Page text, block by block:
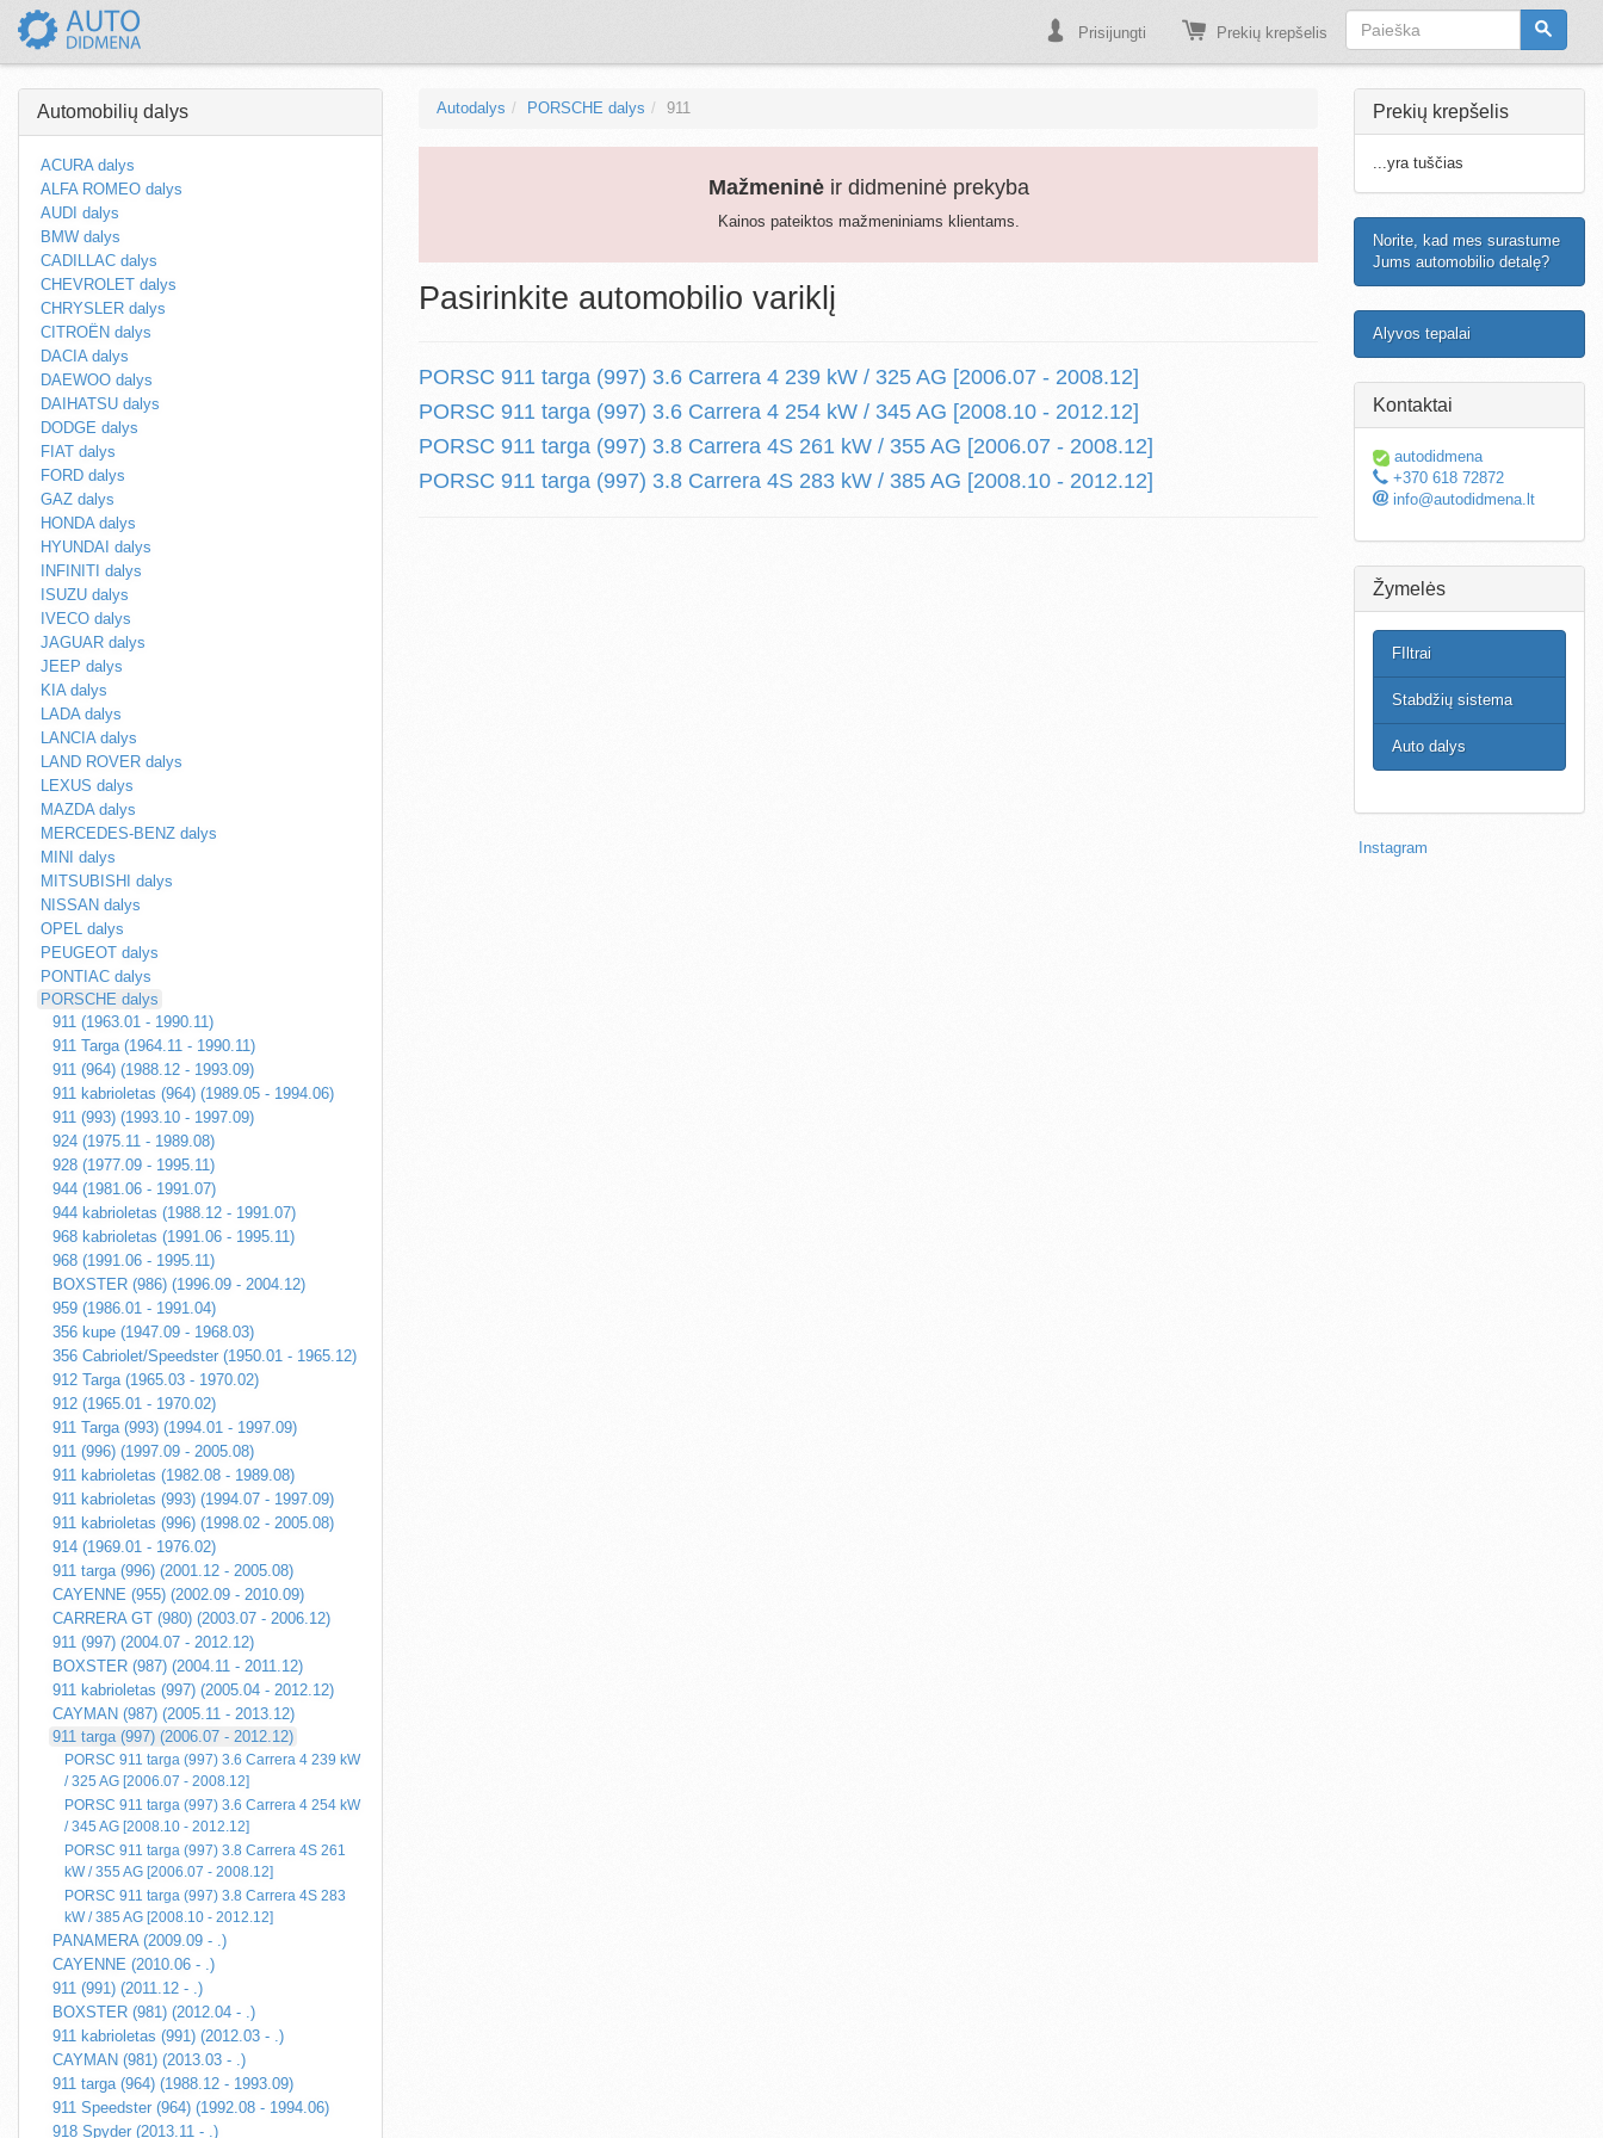
Prisijungti Prekių krepšelis
Automobilių dalys
ACURA dalys
ALFA ROMEO dalys
AUDI dalys
BMW dalys
CADILLAC dalys
CHEVROLET dalys
CHRYSLER dalys
CITROËN dalys
DACIA dalys
DAEWOO dalys
DAIHATSU dalys
DODGE dalys
FIAT dalys
FORD dalys
GAZ dalys
HONDA dalys
HYUNDAI dalys
INFINITI dalys
ISUZU dalys
IVECO dalys
JAGUAR dalys
JEEP dalys
KIA dalys
LADA dalys
LANCIA dalys
LAND ROVER dalys
LEXUS dalys
MAZDA dalys
MERCEDES-BENZ dalys
MINI dalys
MITSUBISHI dalys
NISSAN dalys
OPEL dalys
PEUGEOT dalys
PONTIAC dalys
PORSCHE dalys
911 (1963.01 - 1990.11)
911 Targa (1964.11 - 1990.11)
911 (964) (1988.12 - 1993.09)
911 kabrioletas (964) (1989.05 - 1994.06)
911 (993) (1993.10 - 1997.09)
924 (1975.11 - 1989.08)
928 (1977.09 - 1995.11)
944 (1981.06 - 1991.07)
944 kabrioletas (1988.12 - 1991.07)
968 kabrioletas (1991.06 - 1995.11)
968 (1991.06 - 1995.11)
BOXSTER (986) (1996.09 - 2004.12)
959 (1986.01 - 1991.04)
356 kupe (1947.09 - 1968.03)
356 Cabriolet/Speedster (1950.01 - 1965.12)
912 Targa (1965.03 - 1970.02)
912 (1965.01 - 1970.02)
911 Targa (993) (1994.01 - 1997.09)
911 (996) (1997.09 - 2005.08)
911 kabrioletas (1982.08 - 1989.08)
911 kabrioletas (993) (1994.07 - 1997.09)
911 kabrioletas (996) (1998.02 - 2005.08)
914 (1969.01 - 1976.02)
911 targa (996) (2001.12 - 2005.08)
CAYENNE (955) (2002.09 - 2010.09)
CARRERA GT (980) (2003.07 - 2006.12)
911 (997) (2004.07 - 2012.12)
BOXSTER (987) (2004.11 - 2011.12)
911 kabrioletas (997) (2005.04 - 2012.12)
CAYMAN (987) (2005.11 - 2013.12)
911 targa (997) (2006.07 - 2012.12)
PORSC 911 targa (997) 3.6 Carrera 4 239 kW
/ 325 AG [2006.07 - 2008.12]
PORSC 911 targa (997) 3.6 Carrera 4 254 kW
/ 345 AG [2008.10 - 2012.12]
PORSC 911 targa (997) 3.8 Carrera 4S 261
kW / 355 AG [2006.07 - 2008.12]
PORSC 911 targa (997) 3.8 Carrera 4S 283
kW / 385 AG [2008.10 - 2012.12]
PANAMERA (2009.09 - .)
CAYENNE (2010.06 - .)
911 (991) (2011.12 - .)
BOXSTER (981) (2012.04 - .)
911 kabrioletas (991) (2012.03 - .)
CAYMAN (981) (2013.03 - .)
911 targa (964) (1988.12 - 1993.09)
911 Speedster (964) (1992.08 - 1994.06)
918 Spyder (2013.11 - .)
Autodalys PORSCHE dalys 911
Mažmeninėir didmeninė prekyba
Kainos pateiktos mažmeniniams klientams.
Pasirinkite automobilio variklį
PORSC 911 targa (997) 3.6 Carrera 4 239 kW / 325 AG [2006.07 - 2008.12]
PORSC 911 targa (997) 3.6 Carrera 4 254 kW / 345 AG [2008.10 - 2012.12]
PORSC 911 targa (997) 3.8 Carrera 4S 261 kW / 355 AG [2006.07 - 2008.12]
PORSC 911 targa (997) 3.8 Carrera 4S 283 kW / 385 AG [2008.10 - 2012.12]
Prekių krepšelis
...yra tuščias
Norite, kad mes surastume
Jums automobilio detalę?
Alyvos tepalai
Kontaktai
autodidmena
+370 618 72872
info@autodidmena.lt
Žymelės
FIltrai
Stabdžių sistema
Auto dalys
Instagram